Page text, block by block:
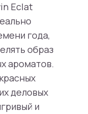
Eclat
года,
образ
ароматов.
деловых
и